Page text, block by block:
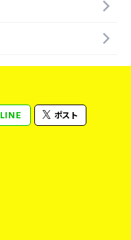
LINE ポスト